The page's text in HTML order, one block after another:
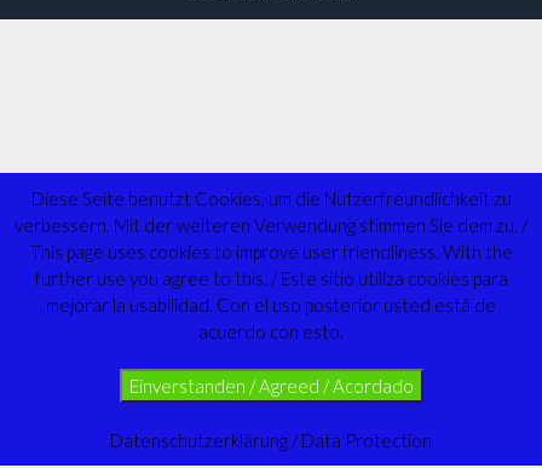
Diese Seite benutzt Cookies, um die Nutzerfreundlichkeit zu
verbessern. Mit der weiteren Verwendung stimmen Sie dem zu. /
This page uses cookies to improve user friendliness. With the
further use you agree to this. / Este sitio utiliza cookies para
mejorar la usabilidad. Con el uso posterior usted está de
acuerdo con esto.
Einverstanden / Agreed / Acordado
Datenschutzerklärung / Data Protection